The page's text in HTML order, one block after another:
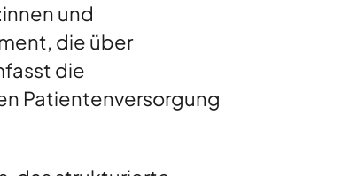
und
die über
die
Patientenversorgung